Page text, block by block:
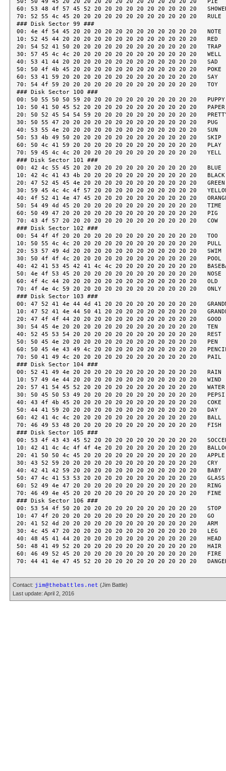
Contact: jim@thebattles.net (Jim Battle)
Last update: April 2, 2016